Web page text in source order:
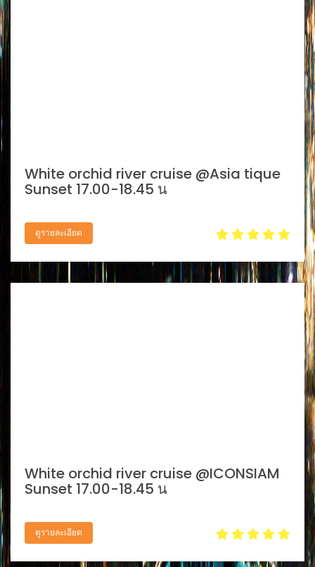
White orchid river cruise @Asia tique
Sunset 17.00-18.45 น
ดูรายละเอียด
White orchid river cruise @ICONSIAM
Sunset 17.00-18.45 น
ดูรายละเอียด